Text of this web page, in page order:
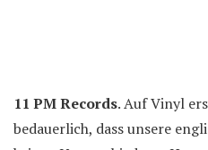
11 PM Records. Auf Vinyl
bedauerlich, dass unsere